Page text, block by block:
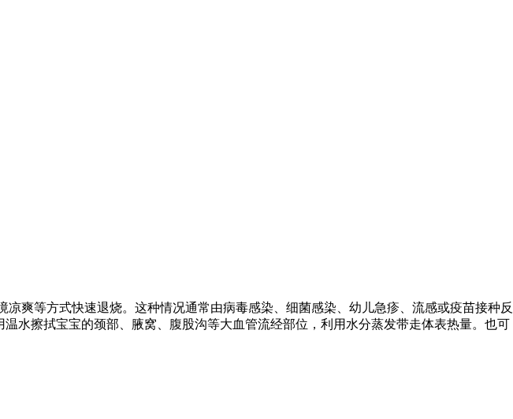
爽等方式快速退烧。这种情况通常由病毒感染、细菌感染、幼儿急疹、流感或疫苗接种反
水擦拭宝宝的颈部、腋窝、腹股沟等大血管流经部位，利用水分蒸发带走体表热量。也可